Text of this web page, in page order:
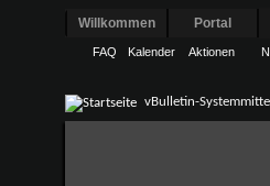
Willkommen Portal
FAQ Kalender Aktionen
vBulletin-